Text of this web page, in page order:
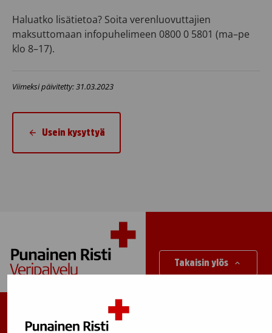
Haluatko lisätietoa? Soita verenluovuttajien
maksuttomaan infopuhelimeen 0800 0 5801 (ma–pe
klo 8–17).
Viimeksi päivitetty: 31.03.2023
Usein kysyttyä
Takaisin ylös
Suomen Punainen Risti, Veripalvelu